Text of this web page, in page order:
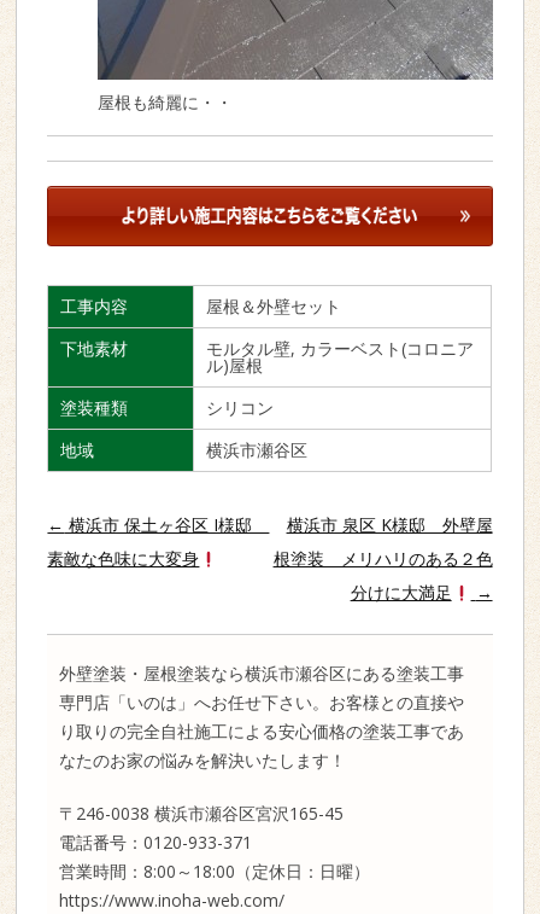
屋根も綺麗に・・
工事内容
屋根＆外壁セット
下地素材
モルタル壁, カラーベスト(コロニア
ル)屋根
塗装種類
シリコン
地域
横浜市瀬谷区
投稿ナビゲーション
← 横浜市 保土ヶ谷区 I様邸
素敵な色味に大変身
横浜市 泉区 K様邸 外壁屋
根塗装 メリハリのある２色
分けに大満足
→
外壁塗装・屋根塗装なら横浜市瀬谷区にある塗装工事
専門店「いのは」へお任せ下さい。お客様との直接や
り取りの完全自社施工による安心価格の塗装工事であ
なたのお家の悩みを解決いたします！
〒246-0038 横浜市瀬谷区宮沢165-45
電話番号：0120-933-371
営業時間：8:00～18:00（定休日：日曜）
https://www.inoha-web.com/